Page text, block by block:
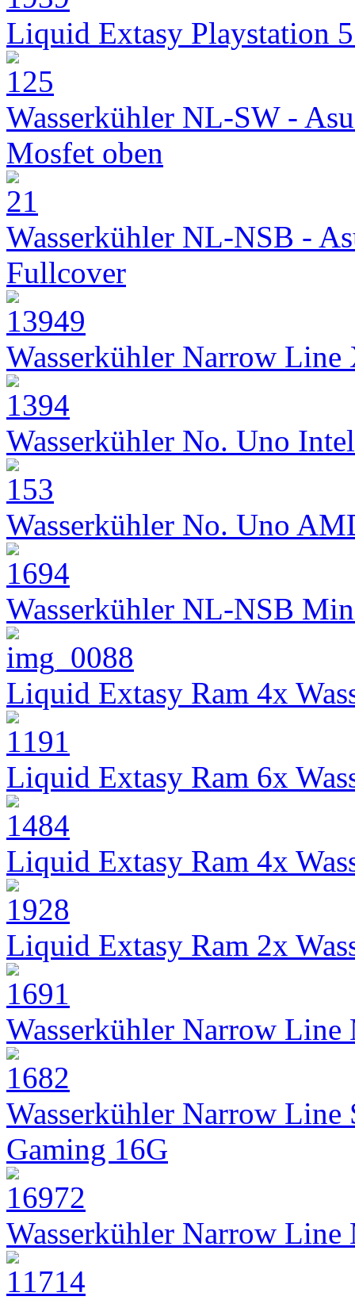
Liquid Extasy Playstation
Wasserkühler NL-SW -
Mosfet oben
Wasserkühler NL-NSB -
Fullcover
Wasserkühler Narrow
Wasserkühler No. Uno Intel
Wasserkühler No. Uno
Wasserkühler NL-NSB
Liquid Extasy Ram 4x
Liquid Extasy Ram 6x
Liquid Extasy Ram 4x
Liquid Extasy Ram 2x
Wasserkühler Narrow
Wasserkühler Narrow
Gaming 16G
Wasserkühler Narrow